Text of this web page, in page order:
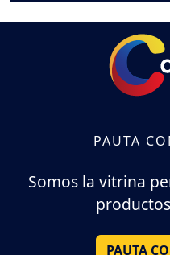
PAUTA
Somos la vitrina
PAUTA